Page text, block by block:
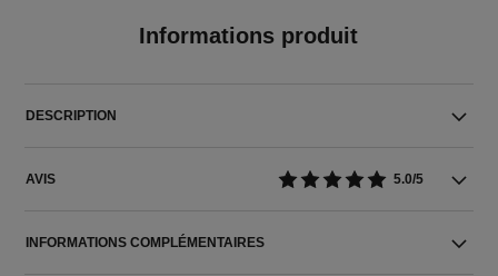
Informations produit
DESCRIPTION
AVIS 5.0/5
INFORMATIONS COMPLÉMENTAIRES